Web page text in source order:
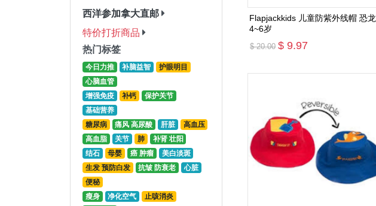
西洋参加拿大直邮
特价打折商品
热门标签
今日力推 补脑益智
护眼明目
心脑血管
增强免疫
补钙
保护关节
基础营养
糖尿病
痛风 高尿酸 肝脏
高血压
高血脂
关节 肺
补肾 壮阳
结石
母婴 癌 肿瘤
美白淡斑
生发 预防白发
抗皱 防衰老
心脏
便秘
瘦身
净化空气
止咳消炎
Flapjackkids 儿童防紫外线帽 恐龙
4~6岁
$ 20.00 $ 9.97